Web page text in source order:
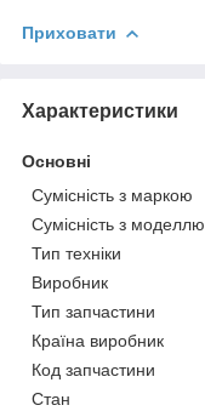
Приховати
Характеристики
Основні
Сумісність з маркою
Сумісність з моделлю
Тип техніки
Виробник
Тип запчастини
Країна виробник
Код запчастини
Стан